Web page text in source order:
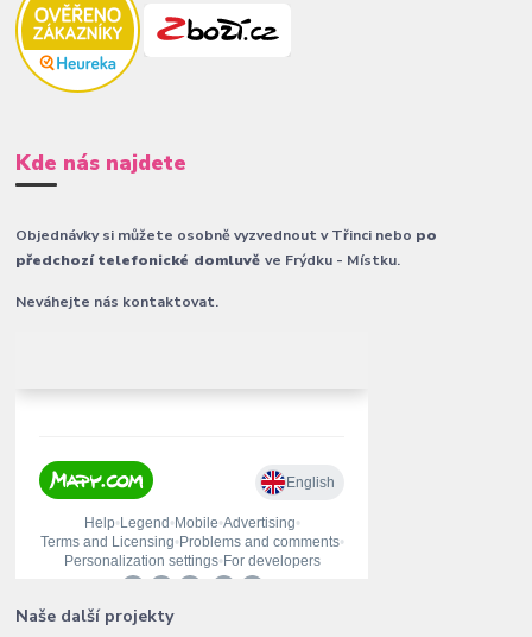
Kde nás najdete
Objednávky si můžete osobně vyzvednout v Třinci nebo po
předchozí telefonické domluvěve Frýdku - Místku.
Neváhejte nás kontaktovat.
Naše další projekty